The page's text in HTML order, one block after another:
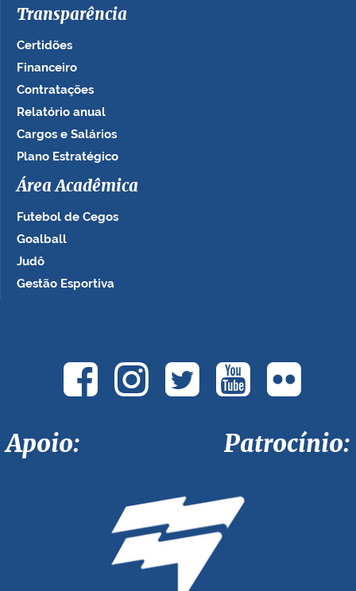
Transparência
Certidões
Financeiro
Contratações
Relatório anual
Cargos e Salários
Plano Estratégico
Área Acadêmica
Futebol de Cegos
Goalball
Judô
Gestão Esportiva
Apoio: Patrocínio: